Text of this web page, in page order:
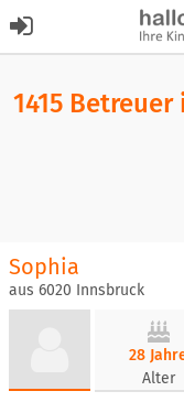
1415
Sophia
aus 6020 Innsbruck
28
Alter